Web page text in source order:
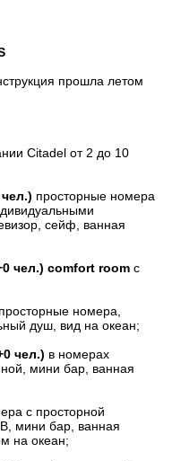
прошла летом
Citadel от 2 до 10
просторные номера
сейф, ванная
чел.) comfort room с
просторные номера,
душ, вид на океан;
чел.) в номерах
мини бар, ванная
с просторной
мини бар, ванная
на океан;